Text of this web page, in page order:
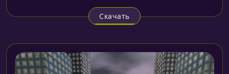
Скачать